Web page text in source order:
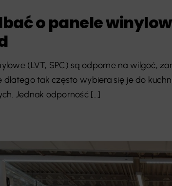
o panele
(LVT, SPC) są odporne na wilgoć,
dlatego tak często wybiera się je do
Jednak odporność [...]